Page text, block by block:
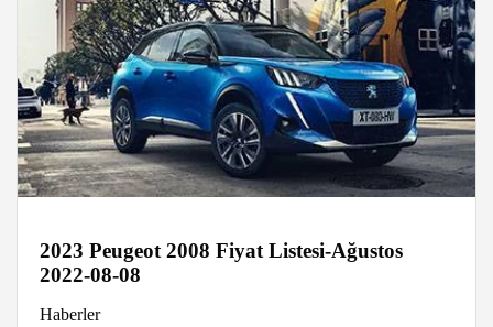
2023 Peugeot 2008 Fiyat Listesi-Ağustos
2022-08-08
Haberler